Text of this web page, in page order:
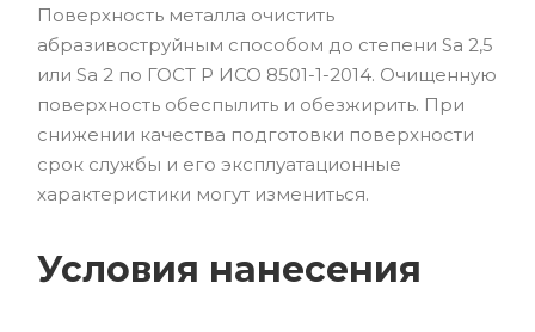
Поверхность металла очистить
абразивоструйным способом до степени Sa 2,5
или Sa 2 по ГОСТ Р ИСО 8501-1-2014. Очищенную
поверхность обеспылить и обезжирить. При
снижении качества подготовки поверхности
срок службы и его эксплуатационные
характеристики могут измениться.
Условия нанесения